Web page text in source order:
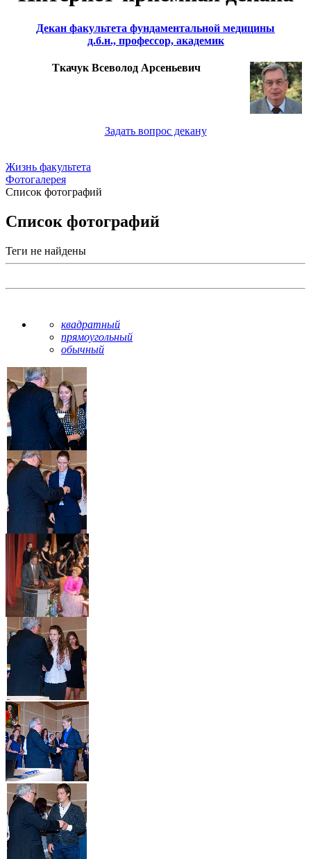
Декан факультета фундаментальной медицины
д.б.н., профессор, академик
Ткачук Всеволод Арсеньевич
Задать вопрос декану
Жизнь факультета
Фотогалерея
Список фотографий
Список фотографий
Теги не найдены
квадратный
прямоугольный
обычный